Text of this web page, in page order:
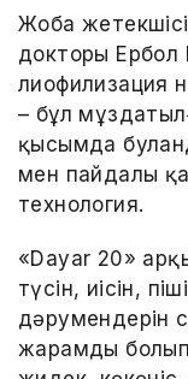
Жоба
докторы
лиофилизация
– бұл
қысымда
мен пайдалы
технология.
«Dayar 20»
түсін, иісін,
дәрумендерін
жарамды